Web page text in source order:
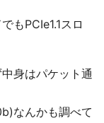
もPCIe1.1スロ
身はパケット通
なんかも調べて